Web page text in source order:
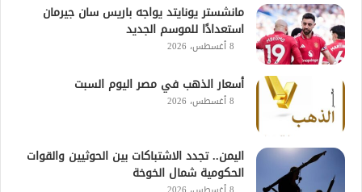
مانشستر يونايتد يواجه باريس سان جيرمان
استعدادًا للموسم الجديد
8 أغسطس، 2026
أسعار الذهب في مصر اليوم السبت
8 أغسطس، 2026
اليمن.. تجدد الاشتباكات بين الحوثيين والقوات
الحكومية شمال الخوخة